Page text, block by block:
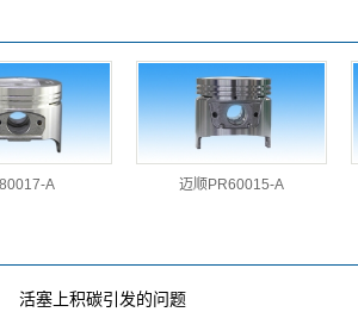
A 迈顺PR60015-A
活塞上积碳引发的问题